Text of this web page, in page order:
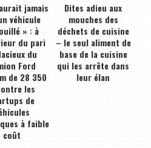
jamais
véhicule
» : à
du pari
du
Ford
de 28 350
les
de
à faible
coût
Dites adieu aux
mouches des
déchets de cuisine
– le seul aliment de
base de la cuisine
qui les arrête dans
leur élan